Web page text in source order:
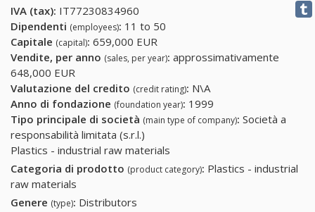
IVA (tax): IT77230834960
Dipendenti (employees): 11 to 50
Capitale (capital): 659,000 EUR
Vendite, per anno (sales, per year): approssimativamente
648,000 EUR
Valutazione del credito (credit rating): N\A
Anno di fondazione (foundation year): 1999
Tipo principale di società (main type of company): Società a
responsabilità limitata (s.r.l.)
Plastics - industrial raw materials
Categoria di prodotto (product category): Plastics - industrial
raw materials
Genere (type): Distributors